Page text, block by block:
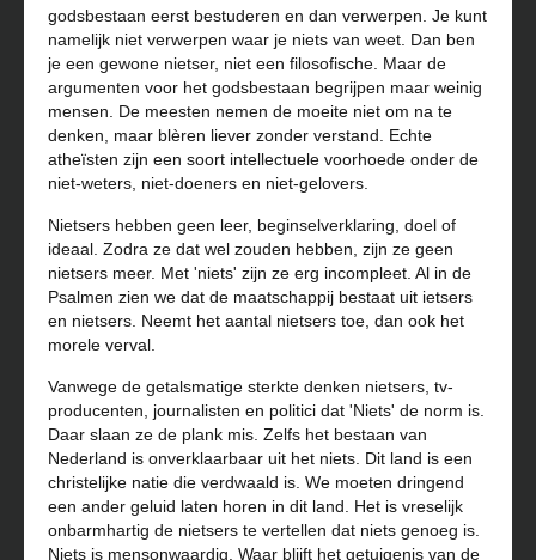
godsbestaan eerst bestuderen en dan verwerpen. Je kunt
namelijk niet verwerpen waar je niets van weet. Dan ben
je een gewone nietser, niet een filosofische. Maar de
argumenten voor het godsbestaan begrijpen maar weinig
mensen. De meesten nemen de moeite niet om na te
denken, maar blèren liever zonder verstand. Echte
atheïsten zijn een soort intellectuele voorhoede onder de
niet-weters, niet-doeners en niet-gelovers.
Nietsers hebben geen leer, beginselverklaring, doel of
ideaal. Zodra ze dat wel zouden hebben, zijn ze geen
nietsers meer. Met 'niets' zijn ze erg incompleet. Al in de
Psalmen zien we dat de maatschappij bestaat uit ietsers
en nietsers. Neemt het aantal nietsers toe, dan ook het
morele verval.
Vanwege de getalsmatige sterkte denken nietsers, tv-
producenten, journalisten en politici dat 'Niets' de norm is.
Daar slaan ze de plank mis. Zelfs het bestaan van
Nederland is onverklaarbaar uit het niets. Dit land is een
christelijke natie die verdwaald is. We moeten dringend
een ander geluid laten horen in dit land. Het is vreselijk
onbarmhartig de nietsers te vertellen dat niets genoeg is.
Niets is mensonwaardig. Waar blijft het getuigenis van de